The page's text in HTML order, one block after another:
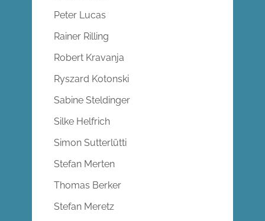
Peter Lucas
Rainer Rilling
Robert Kravanja
Ryszard Kotonski
Sabine Steldinger
Silke Helfrich
Simon Sutterlütti
Stefan Merten
Thomas Berker
Stefan Meretz